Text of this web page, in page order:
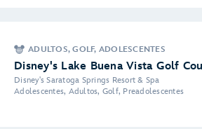
ADULTOS, GOLF, ADOLESCENTES
Disney's Lake Buena Vista Golf
Disney's Saratoga Springs Resort & Spa
Adolescentes, Adultos, Golf, Preadolescentes